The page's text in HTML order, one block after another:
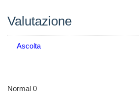
Valutazione
Ascolta
Normal 0